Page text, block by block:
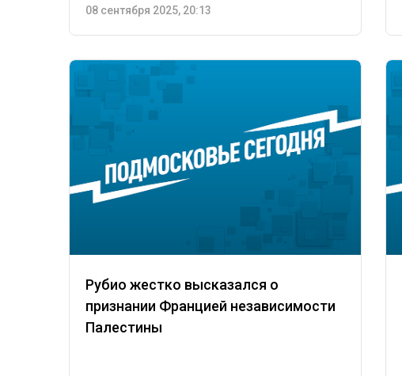
08 сентября 2025, 20:13
Рубио жестко высказался о
признании Францией независимости
Палестины